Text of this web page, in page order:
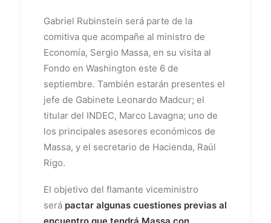
Gabriel Rubinstein será parte de la
comitiva que acompañe al ministro de
Economía, Sergio Massa, en su visita al
Fondo en Washington este 6 de
septiembre. También estarán presentes el
jefe de Gabinete Leonardo Madcur; el
titular del INDEC, Marco Lavagna; uno de
los principales asesores económicos de
Massa, y el secretario de Hacienda, Raúl
Rigo.
El objetivo del flamante viceministro
será pactar algunas cuestiones previas al